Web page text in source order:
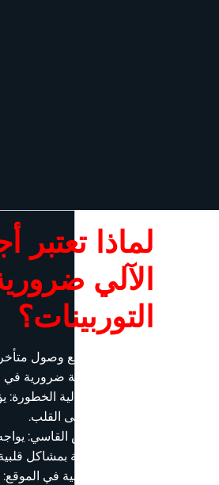
لماذا تعتبر
الآلي
التوربينات؟
المواقع النائية مع وصول
الاستجابة الفورية ضرورية
ظروف عمل عالية الخطورة:
زيادة الضغط على القلب.
التعرض للطقس القاسي: يواجه
من خطر الإصابة بمشاكل
قلة الكوادر الطبية في